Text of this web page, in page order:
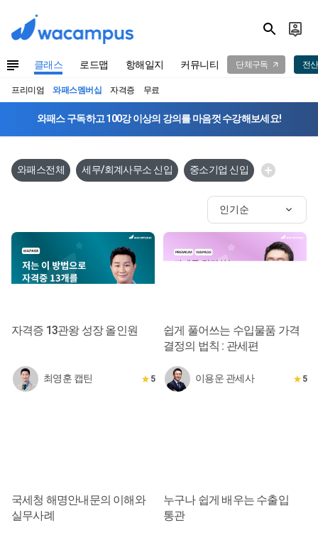
클래스 로드맵 항해일지 커뮤니티 단체구독 전
프리미엄 와패스멤버십 자격증 무료
와패스 구독하고 100강 이상의 강의를 마음껏 수강해보세요!
와패스전체 세무/회계사무소 신입 중소기업 신입
인기순
자격증 13관왕 성장 올인원
최영훈 캡틴 5
쉽게 풀어쓰는 수입물품 가격
결정의 법칙 : 관세편
이용운 관세사 5
국세청 해명안내문의 이해와
실무사례
누구나 쉽게 배우는 수출입
통관